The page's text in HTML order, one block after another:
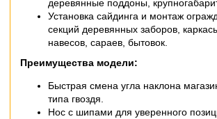
деревянные поддоны,
Установка сайдинга и монтаж
секций деревянных заборов,
навесов, сараев, бытовок.
Преимущества модели:
Быстрая смена угла наклона
типа гвоздя.
Нос с шипами для уверенного